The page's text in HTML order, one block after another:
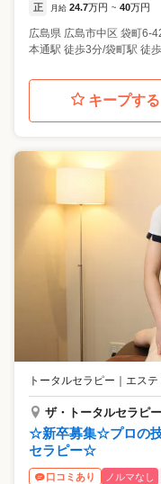
正 月給 24.7万円 ~ 40万円
広島県 広島市中区 袋町6-
本通駅 徒歩3分/袋町駅 徒
キープする
トータルセラピー エステ
ザ・トータルセラピ
☆新卒募集☆プロの
セラピー☆
口コミあり ノルマなし